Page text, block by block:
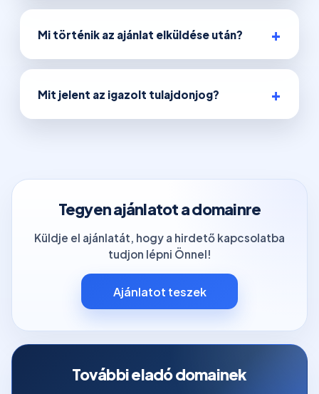
Mi történik az ajánlat elküldése után?
Mit jelent az igazolt tulajdonjog?
Tegyen ajánlatot a domainre
Küldje el ajánlatát, hogy a hirdető kapcsolatba
tudjon lépni Önnel!
Ajánlatot teszek
További eladó domainek